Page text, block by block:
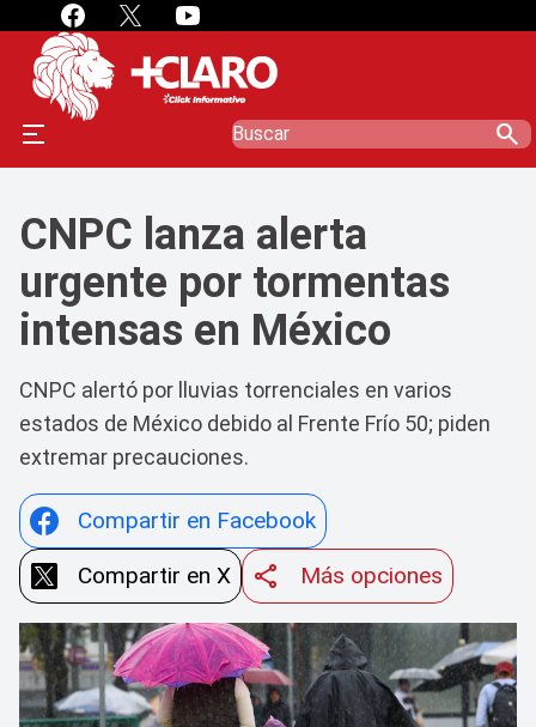
search
CNPC lanza alerta
urgente por tormentas
intensas en México
CNPC alertó por lluvias torrenciales en varios
estados de México debido al Frente Frío 50; piden
extremar precauciones.
Compartir en Facebook
Compartir en X
Más opciones